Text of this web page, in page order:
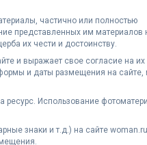
частично или полностью
представленных им материалов
их чести и достоинству.
и выражает свое согласие на их
и даты размещения на сайте,
ресурс. Использование
знаки и т.д.) на сайте woman.ru